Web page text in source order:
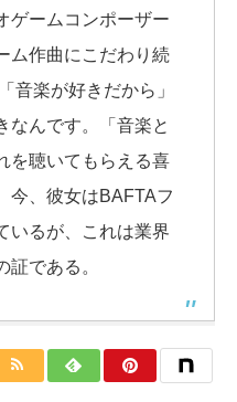
ゲームコンポーザー
ム作曲にこだわり続
音楽が好きだから」
なんです。「音楽と
を聴いてもらえる喜
今、彼女はBAFTAフ
いるが、これは業界
である。